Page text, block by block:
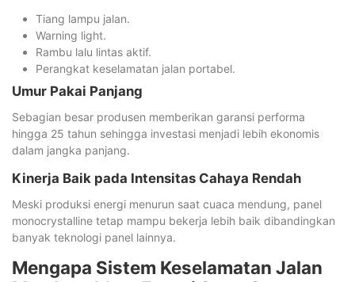
Tiang lampu jalan.
Warning light.
Rambu lalu lintas aktif.
Perangkat keselamatan jalan portabel.
Umur Pakai Panjang
Sebagian besar produsen memberikan garansi performa
hingga 25 tahun sehingga investasi menjadi lebih ekonomis
dalam jangka panjang.
Kinerja Baik pada Intensitas Cahaya Rendah
Meski produksi energi menurun saat cuaca mendung, panel
monocrystalline tetap mampu bekerja lebih baik dibandingkan
banyak teknologi panel lainnya.
Mengapa Sistem Keselamatan Jalan